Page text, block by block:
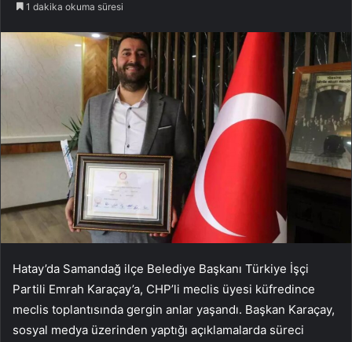
1 dakika okuma süresi
Hatay’da Samandağ ilçe Belediye Başkanı Türkiye İşçi
Partili Emrah Karaçay’a, CHP’li meclis üyesi küfredince
meclis toplantısında gergin anlar yaşandı. Başkan Karaçay,
sosyal medya üzerinden yaptığı açıklamalarda süreci